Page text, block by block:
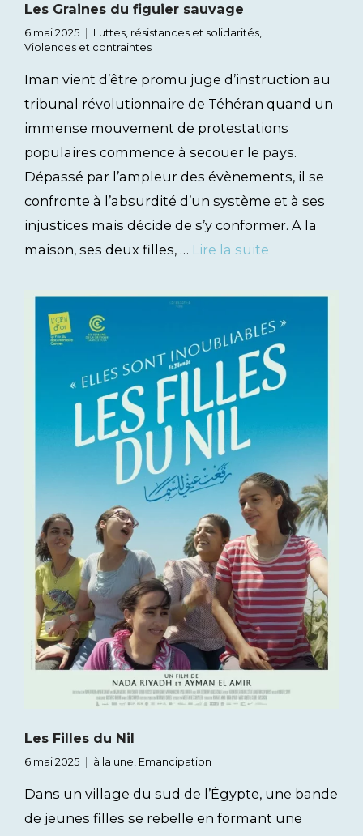
Les Graines du figuier sauvage
6 mai 2025 Luttes, résistances et solidarités,
Violences et contraintes
Iman vient d’être promu juge d’instruction au
tribunal révolutionnaire de Téhéran quand un
immense mouvement de protestations
populaires commence à secouer le pays.
Dépassé par l’ampleur des évènements, il se
confronte à l’absurdité d’un système et à ses
injustices mais décide de s’y conformer. A la
maison, ses deux filles, … Lire la suite
Les Filles du Nil
6 mai 2025 à la une, Emancipation
Dans un village du sud de l’Égypte, une bande
de jeunes filles se rebelle en formant une